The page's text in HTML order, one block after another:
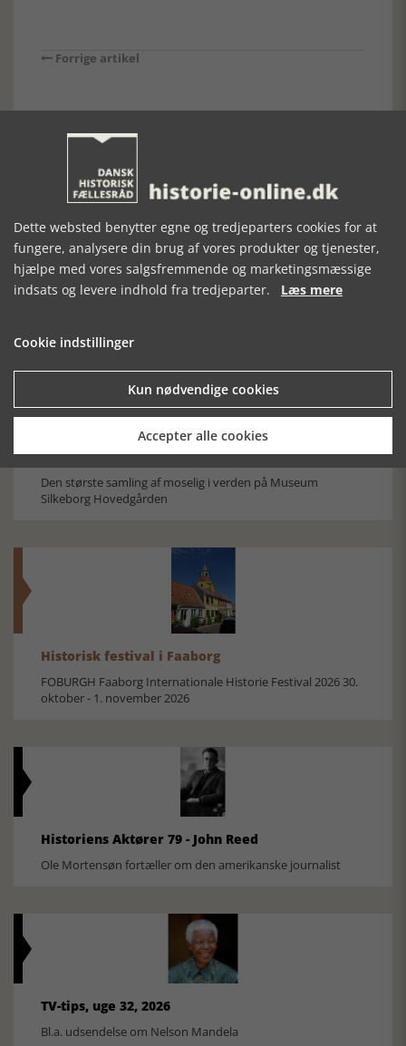
Forrige artikel
SE RELATEREDE ARTIKLER
JÆTTESTUEBYGGERNE
- ARKITEKTUR I
DANMARKS
STENALDER
ØM KLOSTER
BIOGRAFI
Mosefolket
Den største samling af moselig i verden på Museum
Silkeborg Hovedgården
Historisk festival i Faaborg
FOBURGH Faaborg Internationale Historie Festival 2026 30.
oktober - 1. november 2026
Historiens Aktører 79 - John Reed
Ole Mortensøn fortæller om den amerikanske journalist
TV-tips, uge 32, 2026
Bl.a. udsendelse om Nelson Mandela
Dette websted benytter egne og tredjeparters cookies for at
fungere, analysere din brug af vores produkter og tjenester,
hjælpe med vores salgsfremmende og marketingsmæssige
indsats og levere indhold fra tredjeparter. Læs mere
Cookie indstillinger
Kun nødvendige cookies
Accepter alle cookies